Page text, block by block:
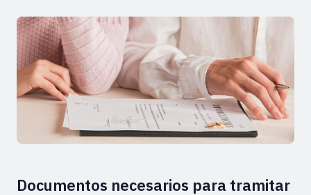
Documentos necesarios para tramitar